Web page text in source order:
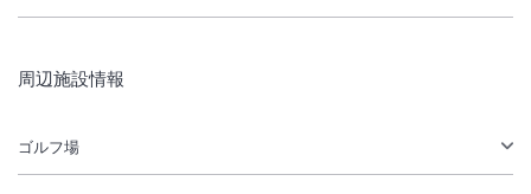
周辺施設情報
ゴルフ場